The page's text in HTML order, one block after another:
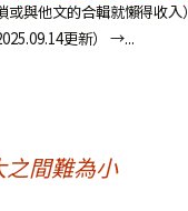
或與他文的合輯就懶得收
更新） →...
間難為小